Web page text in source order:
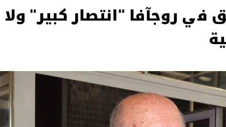
روجآفا "انتصار كبير" ولا